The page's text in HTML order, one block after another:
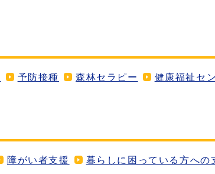
予防接種 森林セラピー 健康福祉セ
障がい者支援 暮らしに困っている方への